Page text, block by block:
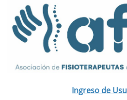
Ingreso de